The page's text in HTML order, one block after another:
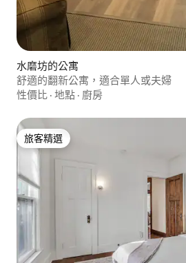
水磨坊的公寓
舒適的翻新公寓，適合單人或夫婦
性價比 · 地點 · 廚房
旅客精選
旅客精選